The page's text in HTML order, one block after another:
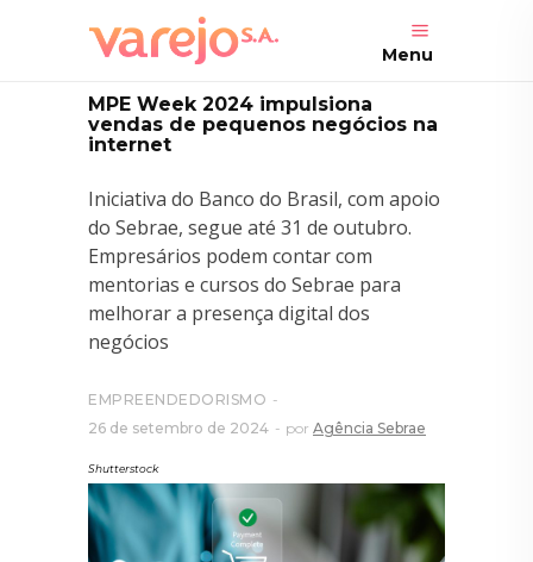
Menu
MPE Week 2024 impulsiona
vendas de pequenos negócios na
internet
Iniciativa do Banco do Brasil, com apoio
do Sebrae, segue até 31 de outubro.
Empresários podem contar com
mentorias e cursos do Sebrae para
melhorar a presença digital dos
negócios
EMPREENDEDORISMO
26 de setembro de 2024
por Agência Sebrae
Shutterstock